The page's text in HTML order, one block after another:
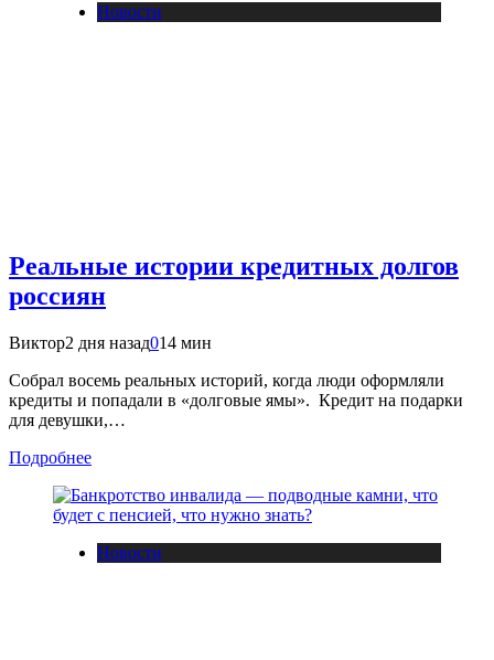
Новости
Реальные истории кредитных долгов
россиян
Виктор2 дня назад014 мин
Собрал восемь реальных историй, когда люди оформляли
кредиты и попадали в «долговые ямы». Кредит на подарки
для девушки,…
Подробнее
Новости